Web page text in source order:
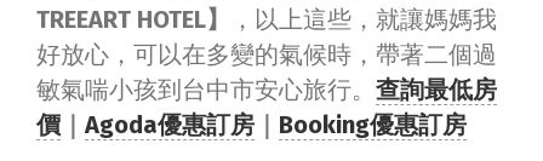
TREEART HOTEL】
，以上這些，就讓媽媽我
好放心，可以在多變的氣候時，帶著二個過
敏氣喘小孩到台中市安心旅行。 查詢最低房
價 ｜Agoda優惠訂房 ｜ Booking優惠訂房